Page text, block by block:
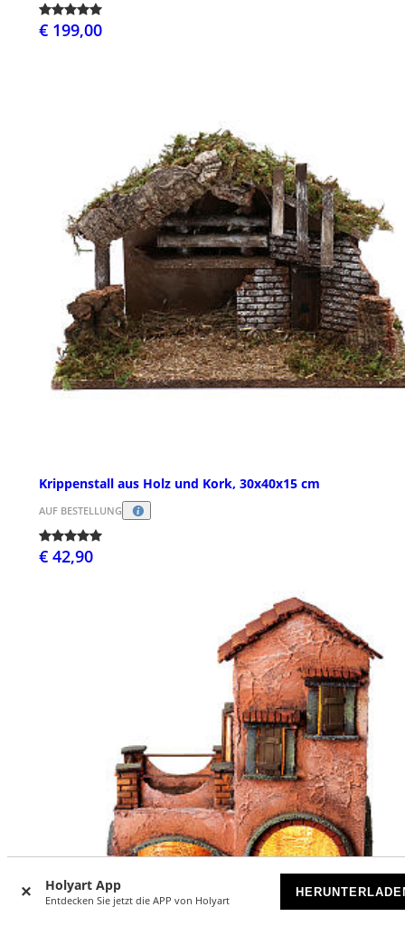
Holyart App
Entdecken Sie jetzt die APP von Holyart
€ 199,00
Krippenstall aus Holz und Kork, 30x40x15 cm
AUF BESTELLUNG
€ 42,90